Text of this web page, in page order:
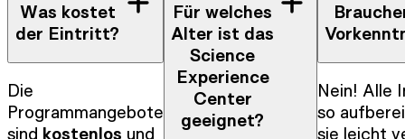
Was kostet
der Eintritt?
Die
Programmangebote
sind kostenlos und
Für welches
Alter ist das
Science
Experience
Center
geeignet?
Nein! Alle
so
sie leicht